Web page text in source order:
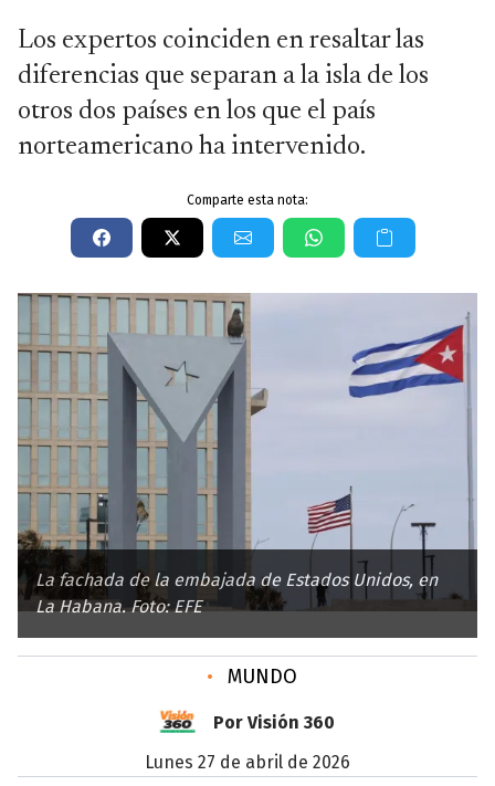
Los expertos coinciden en resaltar las
diferencias que separan a la isla de los
otros dos países en los que el país
norteamericano ha intervenido.
Comparte esta nota:
La fachada de la embajada de Estados Unidos, en
La Habana. Foto: EFE
• MUNDO
Por Visión 360
lunes 27 de abril de 2026